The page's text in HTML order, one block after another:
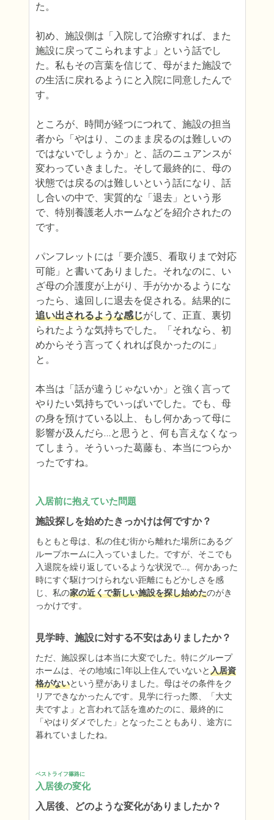
た。
初め、施設側は「入院して治療すれば、また
施設に戻ってこられますよ」という話でし
た。私もその言葉を信じて、母がまた施設で
の生活に戻れるようにと入院に同意したんで
す。
ところが、時間が経つにつれて、施設の担当
者から「やはり、このまま戻るのは難しいの
ではないでしょうか」と、話のニュアンスが
変わっていきました。そして最終的に、母の
状態では戻るのは難しいという話になり、話
し合いの中で、実質的な「退去」という形
で、特別養護老人ホームなどを紹介されたの
です。
パンフレットには「要介護5、看取りまで対応
可能」と書いてありました。それなのに、い
ざ母の介護度が上がり、手がかかるようにな
ったら、遠回しに退去を促される。結果的に
追い出されるような感じがして、正直、裏切
られたような気持ちでした。「それなら、初
めからそう言ってくれれば良かったのに」
と。
本当は「話が違うじゃないか」と強く言って
やりたい気持ちでいっぱいでした。でも、母
の身を預けている以上、もし何かあって母に
影響が及んだら…と思うと、何も言えなくなっ
てしまう。そういった葛藤も、本当につらか
ったですね。
入居前に抱えていた問題
施設探しを始めたきっかけは何ですか？
もともと母は、私の住む街から離れた場所にあるグ
ループホームに入っていました。ですが、そこでも
入退院を繰り返しているような状況で…。何かあった
時にすぐ駆けつけられない距離にもどかしさを感
じ、私の家の近くで新しい施設を探し始めたのがき
っかけです。
見学時、施設に対する不安はありましたか？
ただ、施設探しは本当に大変でした。特にグループ
ホームは、その地域に1年以上住んでいないと入居資
格がないという壁がありました。母はその条件をク
リアできなかったんです。見学に行った際、「大丈
夫ですよ」と言われて話を進めたのに、最終的に
「やはりダメでした」となったこともあり、途方に
暮れていましたね。
ベストライフ篠路に
入居後の変化
入居後、どのような変化がありましたか？